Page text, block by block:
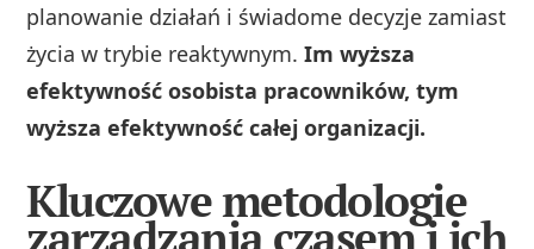
planowanie działań i świadome decyzje zamiast
życia w trybie reaktywnym.Im wyższa
efektywność osobista pracowników, tym
wyższa efektywność całej organizacji.
Kluczowe metodologie